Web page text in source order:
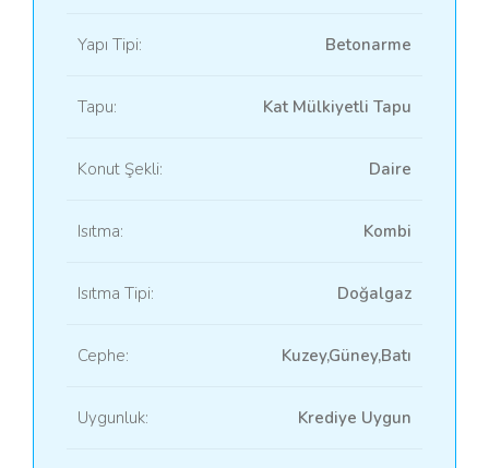
Yapı Tipi: Betonarme
Tapu: Kat Mülkiyetli Tapu
Konut Şekli: Daire
Isıtma: Kombi
Isıtma Tipi: Doğalgaz
Cephe: Kuzey,Güney,Batı
Uygunluk: Krediye Uygun